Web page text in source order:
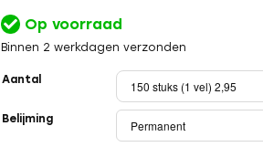
Op voorraad
Binnen 2 werkdagen verzonden
Aantal
Belijming